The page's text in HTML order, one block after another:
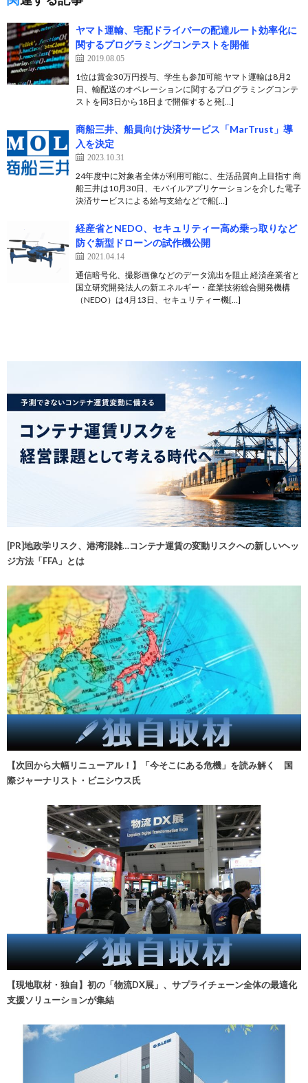
ヤマト運輸、宅配ドライバーの配達ルート効率化に
関するプログラミングコンテストを開催
2019.08.05
1位は賞金30万円授与、学生も参加可能 ヤマト運輸は8月2
日、輸配送のオペレーションに関するプログラミングコンテ
ストを同3日から18日まで開催すると発[…]
商船三井、船員向け決済サービス「MarTrust」導
入を決定
2023.10.31
24年度中に対象者全体が利用可能に、生活品質向上目指す 商
船三井は10月30日、モバイルアプリケーションを介した電子
決済サービスによる給与支給などで船[…]
経産省とNEDO、セキュリティー高め乗っ取りなど
防ぐ新型ドローンの試作機公開
2021.04.14
通信暗号化、撮影画像などのデータ流出を阻止 経済産業省と
国立研究開発法人の新エネルギー・産業技術総合開発機構
（NEDO）は4月13日、セキュリティー機[…]
[PR]地政学リスク、港湾混雑…コンテナ運賃の変動リスクへの新しいヘッ
ジ方法「FFA」とは
【次回から大幅リニューアル！】「今そこにある危機」を読み解く 国
際ジャーナリスト・ビニシウス氏
【現地取材・独自】初の「物流DX展」、サプライチェーン全体の最適化
支援ソリューションが集結